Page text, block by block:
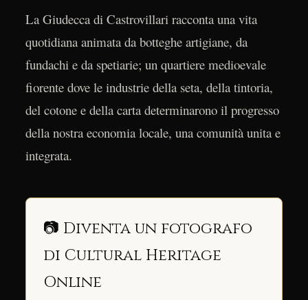
La Giudecca di Castrovillari racconta una vita
quotidiana animata da botteghe artigiane, da
fundachi e da spetiarie; un quartiere medioevale
fiorente dove le industrie della seta, della tintoria,
del cotone e della carta determinarono il progresso
della nostra economia locale, una comunità unita e
integrata.
📷 Diventa un fotografo
di Cultural Heritage
Online